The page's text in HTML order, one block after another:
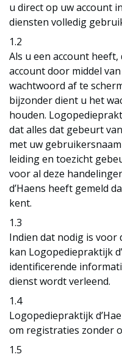
u direct op uw account
diensten volledig
1.2
Als u een account
account door middel
wachtwoord af te
bijzonder dient u het
houden.
dat alles dat gebeurt
met uw
leiding en toezicht
voor al deze
d’Haens heeft gemeld
kent.
1.3
Indien dat nodig is voor
kan Logopediepraktijk
identificerende
dienst wordt verleend.
1.4
Logopediepraktijk
om registraties zonder
1.5